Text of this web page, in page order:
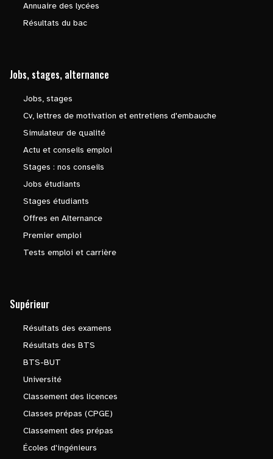
Annuaire des lycées
Résultats du bac
Jobs, stages, alternance
Jobs, stages
Cv, lettres de motivation et entretiens d'embauche
Simulateur de qualité
Actu et conseils emploi
Stages : nos conseils
Jobs étudiants
Stages étudiants
Offres en Alternance
Premier emploi
Tests emploi et carrière
Supérieur
Résultats des examens
Résultats des BTS
BTS-BUT
Université
Classement des licences
Classes prépas (CPGE)
Classement des prépas
Écoles d'ingénieurs